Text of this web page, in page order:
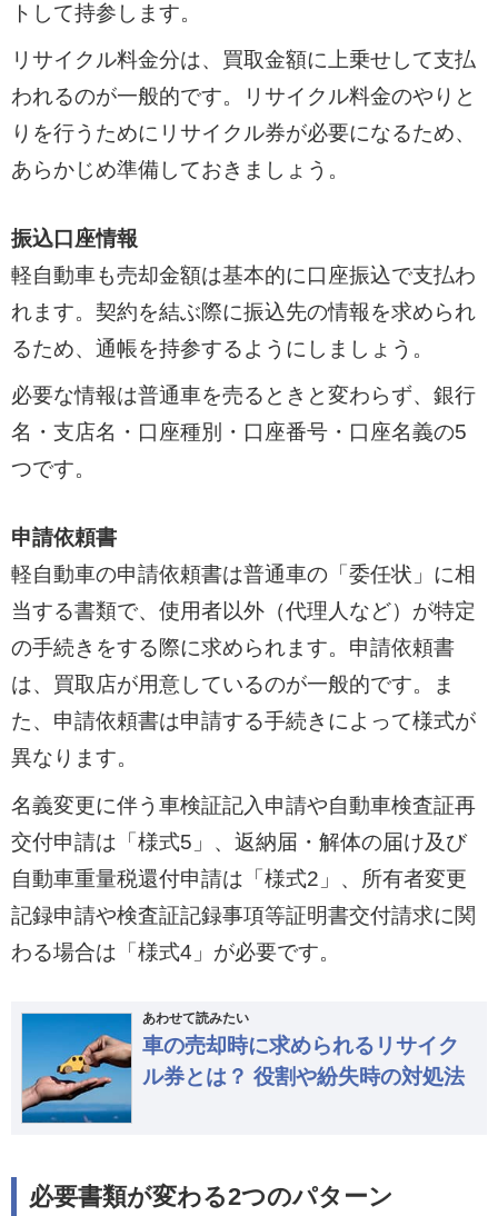
トして持参します。
リサイクル料金分は、買取金額に上乗せして支払
われるのが一般的です。リサイクル料金のやりと
りを行うためにリサイクル券が必要になるため、
あらかじめ準備しておきましょう。
振込口座情報
軽自動車も売却金額は基本的に口座振込で支払わ
れます。契約を結ぶ際に振込先の情報を求められ
るため、通帳を持参するようにしましょう。
必要な情報は普通車を売るときと変わらず、銀行
名・支店名・口座種別・口座番号・口座名義の5
つです。
申請依頼書
軽自動車の申請依頼書は普通車の「委任状」に相
当する書類で、使用者以外（代理人など）が特定
の手続きをする際に求められます。申請依頼書
は、買取店が用意しているのが一般的です。ま
た、申請依頼書は申請する手続きによって様式が
異なります。
名義変更に伴う車検証記入申請や自動車検査証再
交付申請は「様式5」、返納届・解体の届け及び
自動車重量税還付申請は「様式2」、所有者変更
記録申請や検査証記録事項等証明書交付請求に関
わる場合は「様式4」が必要です。
あわせて読みたい
車の売却時に求められるリサイク
ル券とは？ 役割や紛失時の対処法
必要書類が変わる2つのパターン